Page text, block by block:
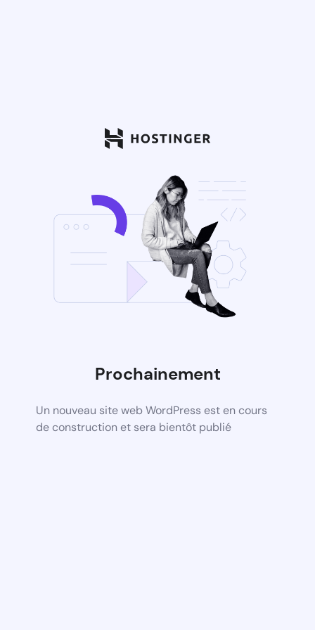
Prochainement
Un nouveau site web WordPress est en cours
de construction et sera bientôt publié